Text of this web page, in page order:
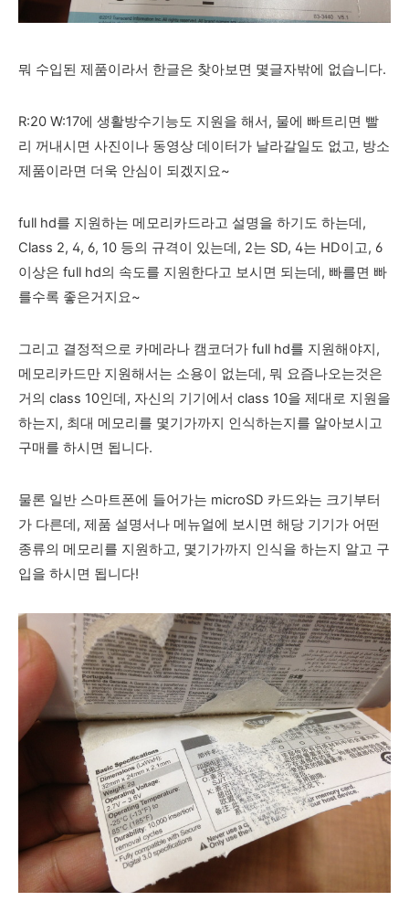
뭐 수입된 제품이라서 한글은 찾아보면 몇글자밖에 없습니다.
R:20 W:17에 생활방수기능도 지원을 해서, 물에 빠트리면 빨
리 꺼내시면 사진이나 동영상 데이터가 날라갈일도 없고, 방소
제품이라면 더욱 안심이 되겠지요~
full hd를 지원하는 메모리카드라고 설명을 하기도 하는데,
Class 2, 4, 6, 10 등의 규격이 있는데, 2는 SD, 4는 HD이고, 6
이상은 full hd의 속도를 지원한다고 보시면 되는데, 빠를면 빠
를수록 좋은거지요~
그리고 결정적으로 카메라나 캠코더가 full hd를 지원해야지,
메모리카드만 지원해서는 소용이 없는데, 뭐 요즘나오는것은
거의 class 10인데, 자신의 기기에서 class 10을 제대로 지원을
하는지, 최대 메모리를 몇기가까지 인식하는지를 알아보시고
구매를 하시면 됩니다.
물론 일반 스마트폰에 들어가는 microSD 카드와는 크기부터
가 다른데, 제품 설명서나 메뉴얼에 보시면 해당 기기가 어떤
종류의 메모리를 지원하고, 몇기가까지 인식을 하는지 알고 구
입을 하시면 됩니다!